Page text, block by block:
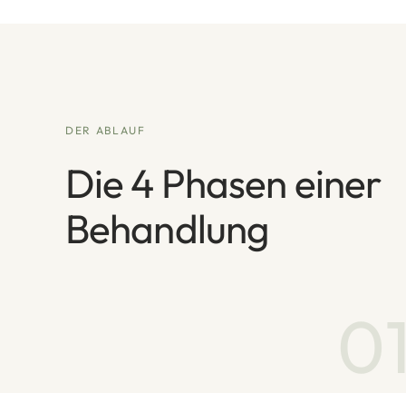
DER ABLAUF
Die 4 Phasen einer
Behandlung